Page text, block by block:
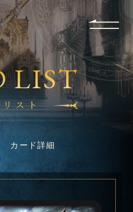
FOR
APPLICATION
LIST
リスト
カード詳細